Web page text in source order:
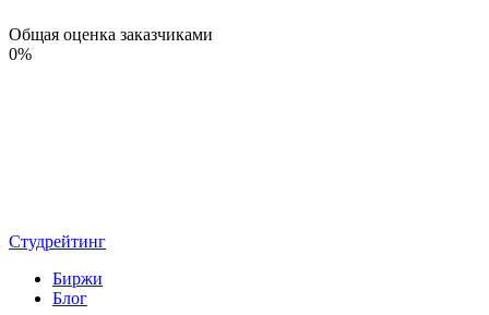
Общая оценка заказчиками
0%
Студрейтинг
Биржи
Блог